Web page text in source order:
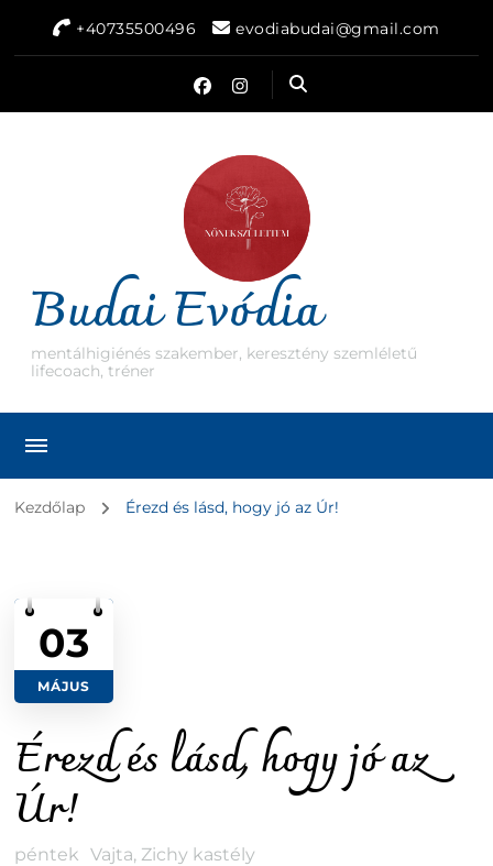
+40735500496 evodiabudai@gmail.com
Budai Evódia
mentálhigiénés szakember, keresztény szemléletű
lifecoach, tréner
Kezdőlap Érezd és lásd, hogy jó az Úr!
03
MÁJUS
Érezd és lásd, hogy jó az
Úr!
péntek Vajta, Zichy kastély